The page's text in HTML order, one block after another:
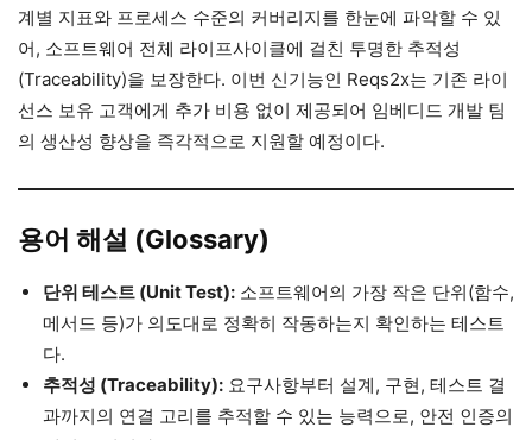
계별 지표와 프로세스 수준의 커버리지를 한눈에 파악할 수 있
어, 소프트웨어 전체 라이프사이클에 걸친 투명한 추적성
(Traceability)을 보장한다. 이번 신기능인 Reqs2x는 기존 라이
선스 보유 고객에게 추가 비용 없이 제공되어 임베디드 개발 팀
의 생산성 향상을 즉각적으로 지원할 예정이다.
용어 해설 (Glossary)
단위 테스트 (Unit Test): 소프트웨어의 가장 작은 단위(함수,
메서드 등)가 의도대로 정확히 작동하는지 확인하는 테스트
다.
추적성 (Traceability): 요구사항부터 설계, 구현, 테스트 결
과까지의 연결 고리를 추적할 수 있는 능력으로, 안전 인증의